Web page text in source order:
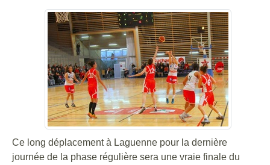
Ce long déplacement à Laguenne pour la dernière
journée de la phase régulière sera une vraie finale du